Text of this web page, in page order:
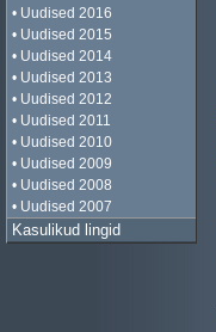
• Uudised 2016
• Uudised 2015
• Uudised 2014
• Uudised 2013
• Uudised 2012
• Uudised 2011
• Uudised 2010
• Uudised 2009
• Uudised 2008
• Uudised 2007
Kasulikud lingid